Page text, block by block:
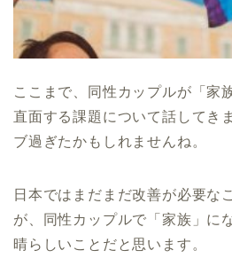
ここまで、同性カップルが「家
直面する課題について話してき
ブ過ぎたかもしれませんね。
日本ではまだまだ改善が必要な
が、同性カップルで「家族」に
晴らしいことだと思います。